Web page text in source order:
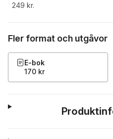
249 kr.
Fler format och utgåvor
E-bok
170 kr